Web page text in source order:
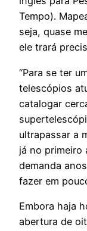
Tempo).
seja, quase
ele trará
“Para se ter
telescópios
catalogar
ultrapassar a
já no primeiro
demanda
fazer em
Embora haja
abertura de